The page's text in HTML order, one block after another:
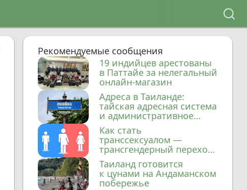
Рекомендуемые сообщения
19 индийцев арестованы
в Паттайе за нелегальный
онлайн-магазин
Адреса в Таиланде:
тайская адресная система
и административное
деление
Как стать
транссексуалом —
трансгендерный переход
в Таиланде
Таиланд готовится
к цунами на Андаманском
побережье